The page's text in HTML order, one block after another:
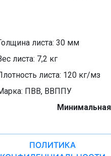
листа: 30 мм
листа: 7,2 кг
листа: 120 кг/мз
ПВВ, ВВППУ
ПОЛИТИКА